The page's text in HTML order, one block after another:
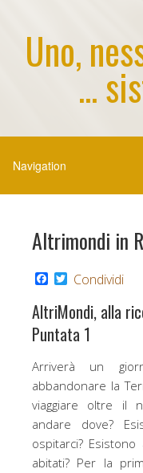
Uno,
...
Altrimondi in
F
e
b
o
k
i
t
t
e
Condividi
AltriMondi, alla
Puntata 1
Arriverà un
abbandonare la
viaggiare oltre il
andare dove?
ospitarci?
abitati? Per la